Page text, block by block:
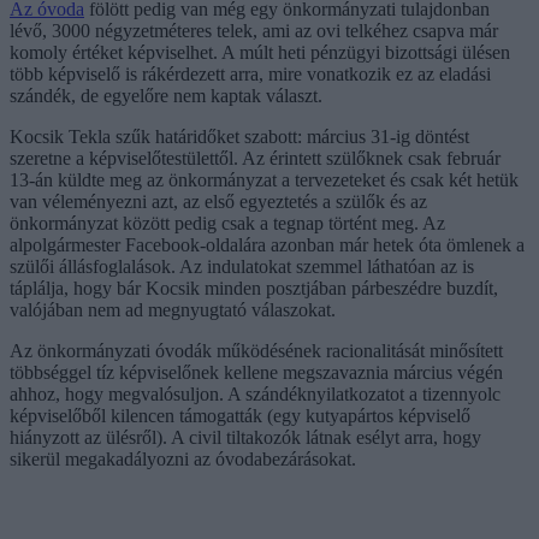
Az óvoda fölött pedig van még egy önkormányzati tulajdonban
lévő, 3000 négyzetméteres telek, ami az ovi telkéhez csapva már
komoly értéket képviselhet. A múlt heti pénzügyi bizottsági ülésen
több képviselő is rákérdezett arra, mire vonatkozik ez az eladási
szándék, de egyelőre nem kaptak választ.
Kocsik Tekla szűk határidőket szabott: március 31-ig döntést
szeretne a képviselőtestülettől. Az érintett szülőknek csak február
13-án küldte meg az önkormányzat a tervezeteket és csak két hetük
van véleményezni azt, az első egyeztetés a szülők és az
önkormányzat között pedig csak a tegnap történt meg. Az
alpolgármester Facebook-oldalára azonban már hetek óta ömlenek a
szülői állásfoglalások. Az indulatokat szemmel láthatóan az is
táplálja, hogy bár Kocsik minden posztjában párbeszédre buzdít,
valójában nem ad megnyugtató válaszokat.
Az önkormányzati óvodák működésének racionalitását minősített
többséggel tíz képviselőnek kellene megszavaznia március végén
ahhoz, hogy megvalósuljon. A szándéknyilatkozatot a tizennyolc
képviselőből kilencen támogatták (egy kutyapártos képviselő
hiányzott az ülésről). A civil tiltakozók látnak esélyt arra, hogy
sikerül megakadályozni az óvodabezárásokat.